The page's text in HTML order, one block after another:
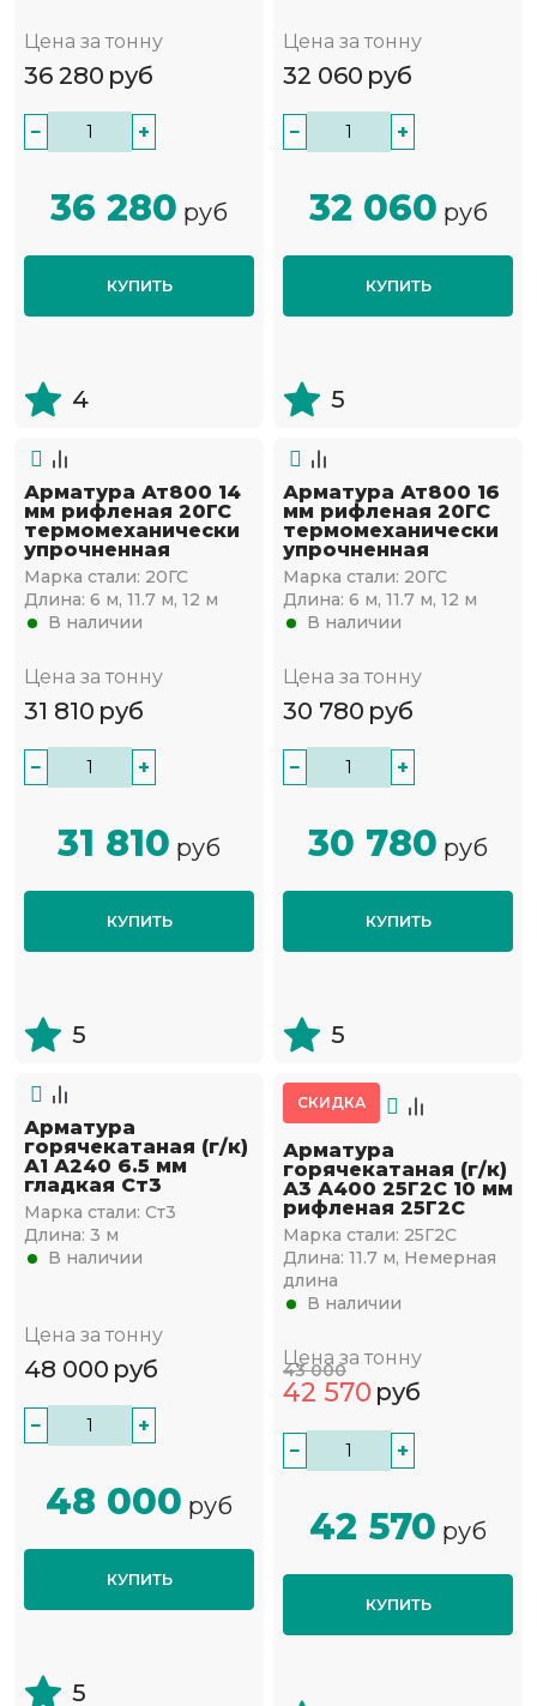
Цена за тонну
36 280 руб
− +
36 280 руб
КУПИТЬ
4
Цена за тонну
32 060 руб
− +
32 060 руб
КУПИТЬ
5
Арматура Ат800 14
мм рифленая 20ГС
термомеханически
упрочненная
Марка стали: 20ГС
Длина: 6 м, 11.7 м, 12 м
В наличии
Цена за тонну
31 810 руб
− +
31 810 руб
КУПИТЬ
5
Арматура Ат800 16
мм рифленая 20ГС
термомеханически
упрочненная
Марка стали: 20ГС
Длина: 6 м, 11.7 м, 12 м
В наличии
Цена за тонну
30 780 руб
− +
30 780 руб
КУПИТЬ
5
Арматура
горячекатаная (г/к)
А1 А240 6.5 мм
гладкая Ст3
Марка стали: Ст3
Длина: 3 м
В наличии
Цена за тонну
48 000 руб
− +
48 000 руб
КУПИТЬ
5
СКИДКА
Арматура
горячекатаная (г/к)
А3 А400 25Г2С 10 мм
рифленая 25Г2С
Марка стали: 25Г2С
Длина: 11.7 м, Немерная
длина
В наличии
Цена за тонну
43 000
42 570 руб
− +
42 570 руб
КУПИТЬ